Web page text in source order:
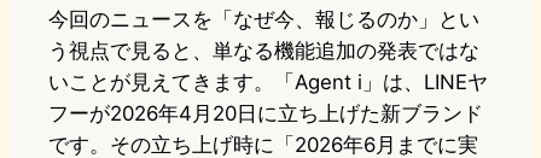
今回のニュースを「なぜ今、報じるのか」とい
う視点で見ると、単なる機能追加の発表ではな
いことが見えてきます。「Agent i」は、LINEヤ
フーが2026年4月20日に立ち上げた新ブランド
です。その立ち上げ時に「2026年6月までに実